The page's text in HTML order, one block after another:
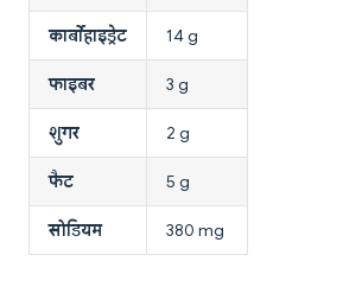
कार्बोहाइड्रेट 14 g
फाइबर 3 g
शुगर 2 g
फैट 5 g
सोडियम 380 mg